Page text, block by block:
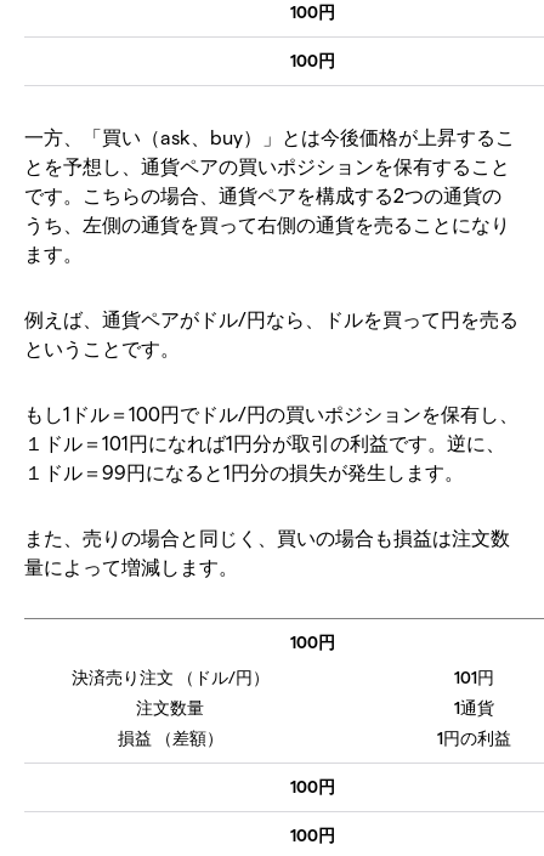
100円
100円
一方、「買い（ask、buy）」とは今後価格が上昇するこ
とを予想し、通貨ペアの買いポジションを保有すること
です。こちらの場合、通貨ペアを構成する2つの通貨の
うち、左側の通貨を買って右側の通貨を売ることになり
ます。
例えば、通貨ペアがドル/円なら、ドルを買って円を売る
ということです。
もし1ドル＝100円でドル/円の買いポジションを保有し、
１ドル＝101円になれば1円分が取引の利益です。逆に、
１ドル＝99円になると1円分の損失が発生します。
また、売りの場合と同じく、買いの場合も損益は注文数
量によって増減します。
100円
101円
1通貨
1円の利益
100円
100円